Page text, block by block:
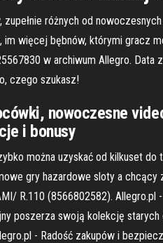
różnych od
więcej bębnów, którymi gracz
w archiwum Allegro. Data
czego szukasz!
nowoczesne
i bonusy
można uzyskać od kilkuset
gry hazardowe sloty a
R.110 (8566802582).
swoją kolekcję starych
- Radość zakupów i